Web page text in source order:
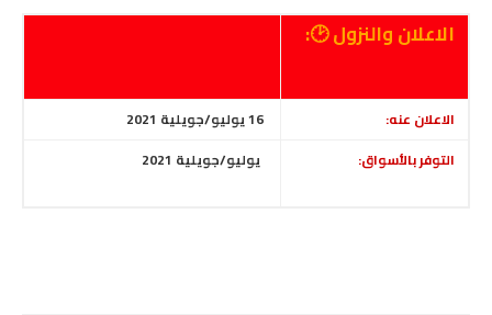
الاعلان والنزول 🕑:
الاعلان عنه:
16 يوليو/جويلية 2021
التوفر بالأسواق: